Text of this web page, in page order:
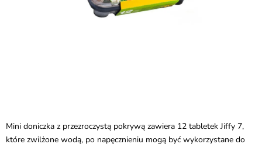
Mini doniczka z przezroczystą pokrywą zawiera 12 tabletek Jiffy 7,
które zwilżone wodą, po napęcznieniu mogą być wykorzystane do